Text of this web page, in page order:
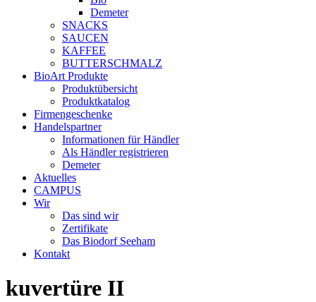
Demeter
SNACKS
SAUCEN
KAFFEE
BUTTERSCHMALZ
BioArt Produkte
Produktübersicht
Produktkatalog
Firmengeschenke
Handelspartner
Informationen für Händler
Als Händler registrieren
Demeter
Aktuelles
CAMPUS
Wir
Das sind wir
Zertifikate
Das Biodorf Seeham
Kontakt
kuvertüre II